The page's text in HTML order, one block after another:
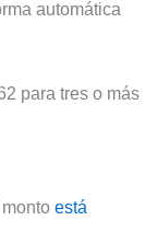
automática
para tres o más
está